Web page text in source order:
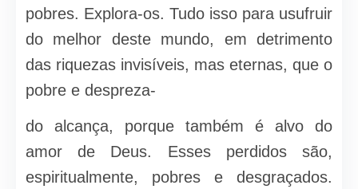
pobres. Explora-os. Tudo isso para usufruir
do melhor deste mundo, em detrimento
das riquezas invisíveis, mas eternas, que o
pobre e despreza-
do alcança, porque também é alvo do
amor de Deus. Esses perdidos são,
espiritualmente, pobres e desgraçados.